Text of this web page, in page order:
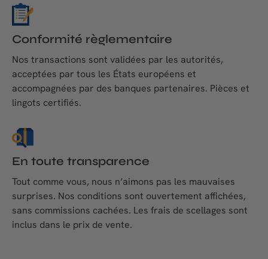
Conformité règlementaire
Nos transactions sont validées par les autorités,
acceptées par tous les États européens et
accompagnées par des banques partenaires. Pièces et
lingots certifiés.
En toute transparence
Tout comme vous, nous n’aimons pas les mauvaises
surprises. Nos conditions sont ouvertement affichées,
sans commissions cachées. Les frais de scellages sont
inclus dans le prix de vente.